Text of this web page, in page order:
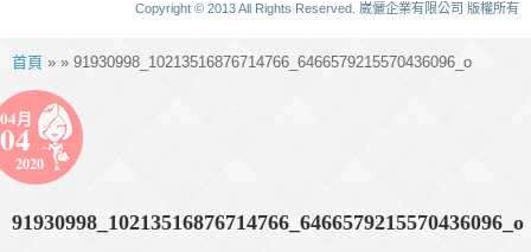
Copyright © 2013 All Rights Reserved. 崴儷企業有限公司 版權所有
首頁 » » 91930998_10213516876714766_6466579215570436096_o
04月
04
2020
91930998_10213516876714766_6466579215570436096_o